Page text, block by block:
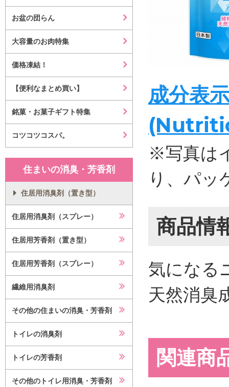
お盆の団らん
大容量のお肉特集
価格凍結！
【便利なまとめ買い】
銘菓・お菓子ギフト特集
コツコツコスパ。
住まいの消臭・芳香剤
住居用消臭剤（置き型）
住居用消臭剤（スプレー）
住居用芳香剤（置き型）
住居用芳香剤（スプレー）
繊維用消臭剤
その他の住まいの消臭・芳香剤
トイレの消臭剤
トイレの芳香剤
その他のトイレ用消臭・芳香剤
成分表
※写真は
り、パッ
商品情
気になる
天然消臭
関連商